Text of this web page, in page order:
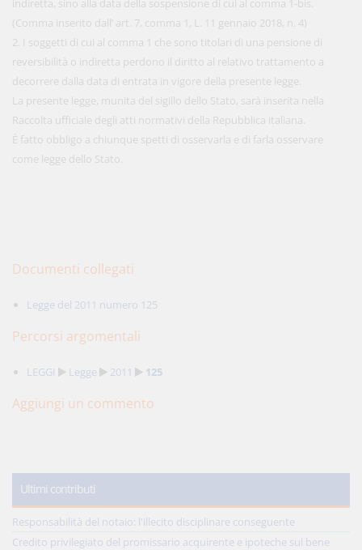
indiretta, sino alla data della sospensione di cui al comma 1-bis.
(Comma inserito dall’ art. 7, comma 1, L. 11 gennaio 2018, n. 4)
2. I soggetti di cui al comma 1 che sono titolari di una pensione di
reversibilità o indiretta perdono il diritto al relativo trattamento a
decorrere dalla data di entrata in vigore della presente legge.
La presente legge, munita del sigillo dello Stato, sarà inserita nella
Raccolta ufficiale degli atti normativi della Repubblica italiana.
È fatto obbligo a chiunque spetti di osservarla e di farla osservare
come legge dello Stato.
Documenti collegati
Legge del 2011 numero 125
Percorsi argomentali
LEGGI Legge 2011 125
Aggiungi un commento
Ultimi contributi
Responsabilità del notaio: l'illecito disciplinare conseguente
Credito privilegiato del promissario acquirente e ipoteche sul bene